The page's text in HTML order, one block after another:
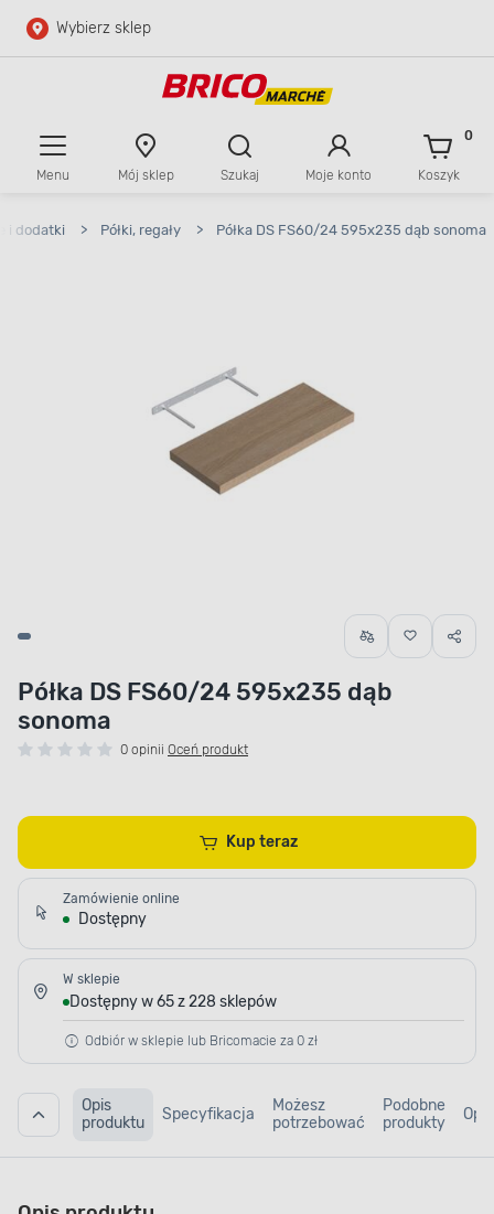
Przejdź do głównej zawartości
Wybierz sklep
Menu Mój sklep Szukaj Moje konto Koszyk
0
i dodatki > Półki, regały > Półka DS FS60/24 595x235 dąb sonoma
Półka DS FS60/24 595x235 dąb
sonoma
0 opinii Oceń produkt
Kup teraz
Zamówienie online
Dostępny
W sklepie
Dostępny w 65 z 228 sklepów
Odbiór w sklepie lub Bricomacie za 0 zł
Opis
produktu
Specyfikacja
Możesz
potrzebować
Podobne
produkty